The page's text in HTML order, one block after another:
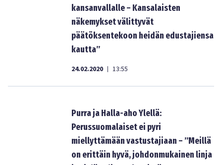
kansanvallalle – Kansalaisten
näkemykset välittyvät
päätöksentekoon heidän edustajiensa
kautta”
24.02.2020 | 13:55
Purra ja Halla-aho Ylellä:
Perussuomalaiset ei pyri
miellyttämään vastustajiaan – ”Meillä
on erittäin hyvä, johdonmukainen linja